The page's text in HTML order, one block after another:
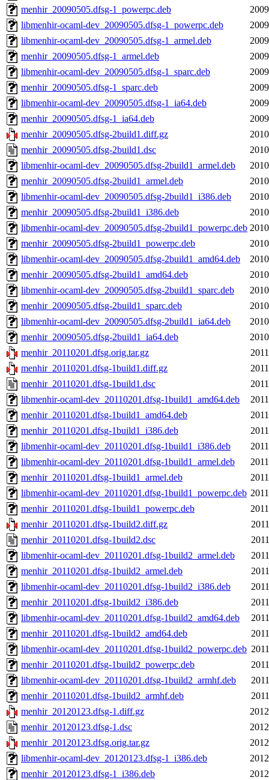
menhir_20090505.dfsg-1_powerpc.deb
libmenhir-ocaml-dev_20090505.dfsg-1_powerpc.deb
libmenhir-ocaml-dev_20090505.dfsg-1_armel.deb
menhir_20090505.dfsg-1_armel.deb
libmenhir-ocaml-dev_20090505.dfsg-1_sparc.deb
menhir_20090505.dfsg-1_sparc.deb
libmenhir-ocaml-dev_20090505.dfsg-1_ia64.deb
menhir_20090505.dfsg-1_ia64.deb
menhir_20090505.dfsg-2build1.diff.gz
menhir_20090505.dfsg-2build1.dsc
libmenhir-ocaml-dev_20090505.dfsg-2build1_armel.deb
menhir_20090505.dfsg-2build1_armel.deb
libmenhir-ocaml-dev_20090505.dfsg-2build1_i386.deb
menhir_20090505.dfsg-2build1_i386.deb
libmenhir-ocaml-dev_20090505.dfsg-2build1_powerpc.deb
menhir_20090505.dfsg-2build1_powerpc.deb
libmenhir-ocaml-dev_20090505.dfsg-2build1_amd64.deb
menhir_20090505.dfsg-2build1_amd64.deb
libmenhir-ocaml-dev_20090505.dfsg-2build1_sparc.deb
menhir_20090505.dfsg-2build1_sparc.deb
libmenhir-ocaml-dev_20090505.dfsg-2build1_ia64.deb
menhir_20090505.dfsg-2build1_ia64.deb
menhir_20110201.dfsg.orig.tar.gz
menhir_20110201.dfsg-1build1.diff.gz
menhir_20110201.dfsg-1build1.dsc
libmenhir-ocaml-dev_20110201.dfsg-1build1_amd64.deb
menhir_20110201.dfsg-1build1_amd64.deb
menhir_20110201.dfsg-1build1_i386.deb
libmenhir-ocaml-dev_20110201.dfsg-1build1_i386.deb
libmenhir-ocaml-dev_20110201.dfsg-1build1_armel.deb
menhir_20110201.dfsg-1build1_armel.deb
libmenhir-ocaml-dev_20110201.dfsg-1build1_powerpc.deb
menhir_20110201.dfsg-1build1_powerpc.deb
menhir_20110201.dfsg-1build2.diff.gz
menhir_20110201.dfsg-1build2.dsc
libmenhir-ocaml-dev_20110201.dfsg-1build2_armel.deb
menhir_20110201.dfsg-1build2_armel.deb
libmenhir-ocaml-dev_20110201.dfsg-1build2_i386.deb
menhir_20110201.dfsg-1build2_i386.deb
libmenhir-ocaml-dev_20110201.dfsg-1build2_amd64.deb
menhir_20110201.dfsg-1build2_amd64.deb
libmenhir-ocaml-dev_20110201.dfsg-1build2_powerpc.deb
menhir_20110201.dfsg-1build2_powerpc.deb
libmenhir-ocaml-dev_20110201.dfsg-1build2_armhf.deb
menhir_20110201.dfsg-1build2_armhf.deb
menhir_20120123.dfsg-1.diff.gz
menhir_20120123.dfsg-1.dsc
menhir_20120123.dfsg.orig.tar.gz
libmenhir-ocaml-dev_20120123.dfsg-1_i386.deb
menhir_20120123.dfsg-1_i386.deb